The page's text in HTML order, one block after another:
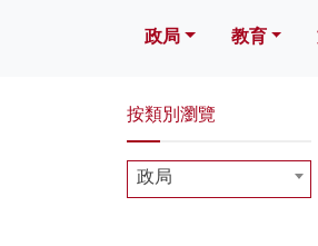
政局 教育
按類別瀏覽
政局